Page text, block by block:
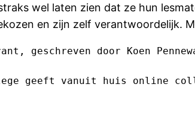
wel laten zien dat ze hun
en zijn zelf verantwoordelijk.
geschreven door Koen
geeft vanuit huis online